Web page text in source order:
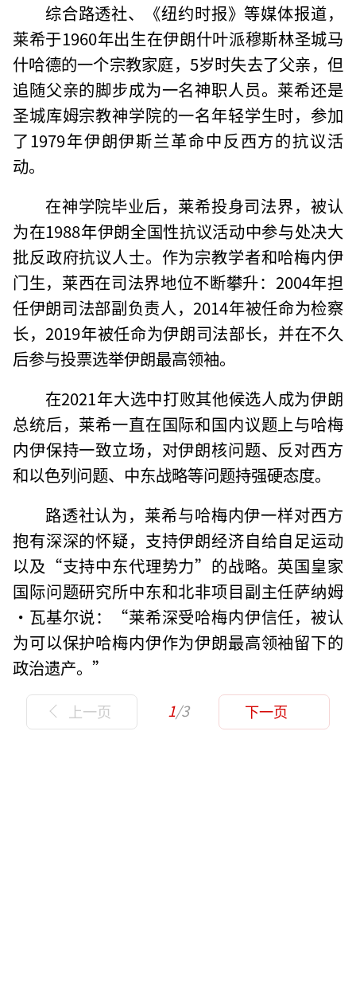
综合路透社、《纽约时报》等媒体报道，
莱希于1960年出生在伊朗什叶派穆斯林圣城马
什哈德的一个宗教家庭，5岁时失去了父亲，但
追随父亲的脚步成为一名神职人员。莱希还是
圣城库姆宗教神学院的一名年轻学生时，参加
了1979年伊朗伊斯兰革命中反西方的抗议活
动。
在神学院毕业后，莱希投身司法界，被认
为在1988年伊朗全国性抗议活动中参与处决大
批反政府抗议人士。作为宗教学者和哈梅内伊
门生，莱西在司法界地位不断攀升：2004年担
任伊朗司法部副负责人，2014年被任命为检察
长，2019年被任命为伊朗司法部长，并在不久
后参与投票选举伊朗最高领袖。
在2021年大选中打败其他候选人成为伊朗
总统后，莱希一直在国际和国内议题上与哈梅
内伊保持一致立场，对伊朗核问题、反对西方
和以色列问题、中东战略等问题持强硬态度。
路透社认为，莱希与哈梅内伊一样对西方
抱有深深的怀疑，支持伊朗经济自给自足运动
以及“支持中东代理势力”的战略。英国皇家
国际问题研究所中东和北非项目副主任萨纳姆
·瓦基尔说：“莱希深受哈梅内伊信任，被认
为可以保护哈梅内伊作为伊朗最高领袖留下的
政治遗产。”
上一页 1/3 下一页